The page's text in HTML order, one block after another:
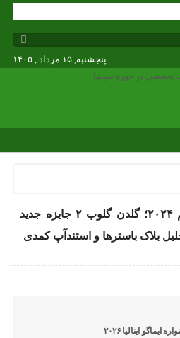
پنجشنبه, ۱۵ مرداد , ۱۴۰۵
در مراسم ۲۰۲۴؛ گلدن گلوب ۲ جایزه جدید
بلاک باسترها و استندآپ کمدی
ایتالیا ۲۰۲۶